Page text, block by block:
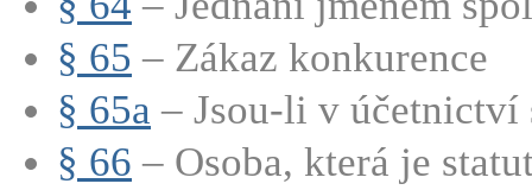
§ 65 – Zákaz konkurence
§ 65a – Jsou-li v účetnictví
§ 66 – Osoba, která je